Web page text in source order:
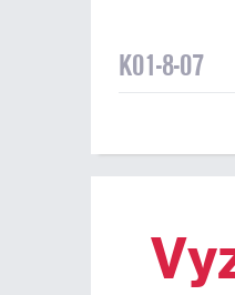
K01-8-07